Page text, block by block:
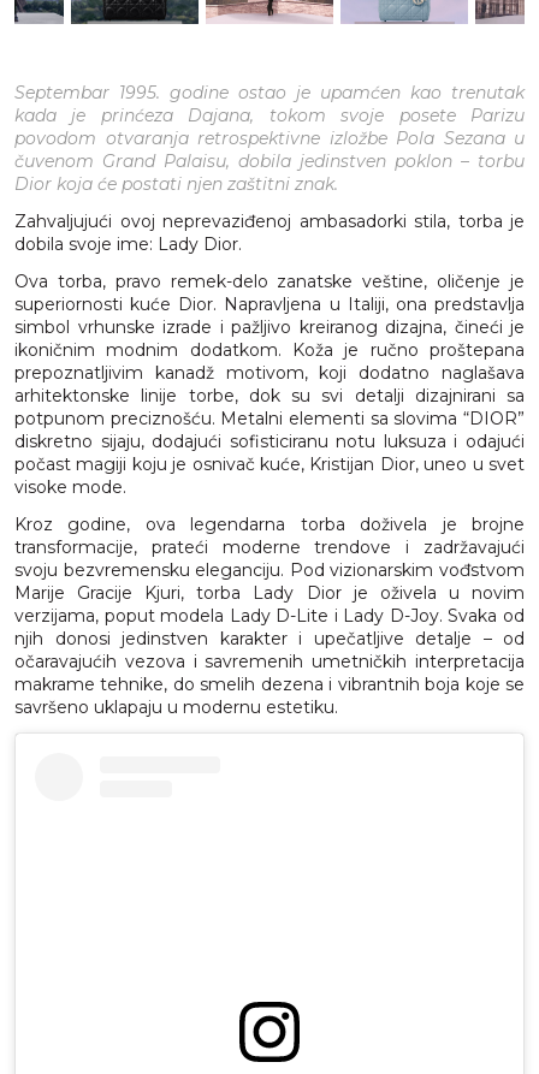
Septembar 1995. godine ostao je upamćen kao trenutak
kada je prinćeza Dajana, tokom svoje posete Parizu
povodom otvaranja retrospektivne izložbe Pola Sezana u
čuvenom Grand Palaisu, dobila jedinstven poklon – torbu
Dior koja će postati njen zaštitni znak.
Zahvaljujući ovoj neprevaziđenoj ambasadorki stila, torba je
dobila svoje ime: Lady Dior.
Ova torba, pravo remek-delo zanatske veštine, oličenje je
superiornosti kuće Dior. Napravljena u Italiji, ona predstavlja
simbol vrhunske izrade i pažljivo kreiranog dizajna, čineći je
ikoničnim modnim dodatkom. Koža je ručno proštepana
prepoznatljivim kanadž motivom, koji dodatno naglašava
arhitektonske linije torbe, dok su svi detalji dizajnirani sa
potpunom preciznošću. Metalni elementi sa slovima “DIOR”
diskretno sijaju, dodajući sofisticiranu notu luksuza i odajući
počast magiji koju je osnivač kuće, Kristijan Dior, uneo u svet
visoke mode.
Kroz godine, ova legendarna torba doživela je brojne
transformacije, prateći moderne trendove i zadržavajući
svoju bezvremensku eleganciju. Pod vizionarskim vođstvom
Marije Gracije Kjuri, torba Lady Dior je oživela u novim
verzijama, poput modela Lady D-Lite i Lady D-Joy. Svaka od
njih donosi jedinstven karakter i upečatljive detalje – od
očaravajućih vezova i savremenih umetničkih interpretacija
makrame tehnike, do smelih dezena i vibrantnih boja koje se
savršeno uklapaju u modernu estetiku.